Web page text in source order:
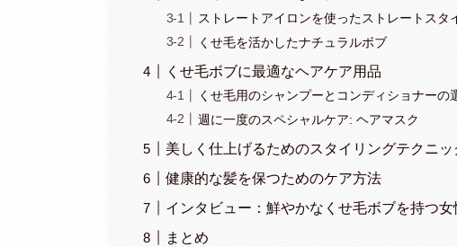
ストレートアイロンを使ったストレートスタ
くせ毛を活かしたナチュラルボブ
くせ毛ボブに最適なヘアケア用品
くせ毛用のシャンプーとコンディショナーの
週に一度のスペシャルケア: ヘアマスク
美しく仕上げるためのスタイリングテクニッ
健康的な髪を保つためのケア方法
インタビュー：鮮やかなくせ毛ボブを持つ女
まとめ